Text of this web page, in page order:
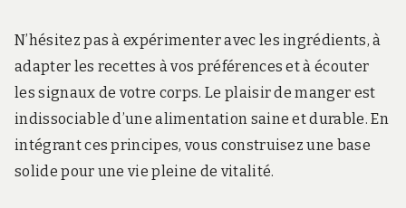
N’hésitez pas à expérimenter avec les ingrédients, à
adapter les recettes à vos préférences et à écouter
les signaux de votre corps. Le plaisir de manger est
indissociable d’une alimentation saine et durable. En
intégrant ces principes, vous construisez une base
solide pour une vie pleine de vitalité.